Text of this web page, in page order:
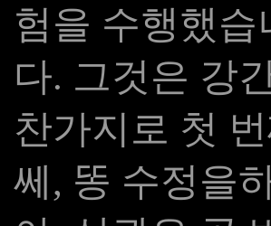
험을 수행했
다. 그것은 강
찬가지로 첫
쎄, 똥 수정을